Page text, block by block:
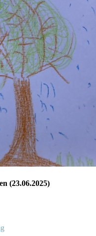
(23.06.2025)